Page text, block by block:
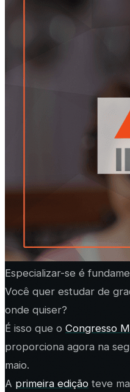
Especializar-se é
Você quer estudar de
onde quiser?
É isso que o Congresso
proporciona agora na
maio.
A primeira edição teve